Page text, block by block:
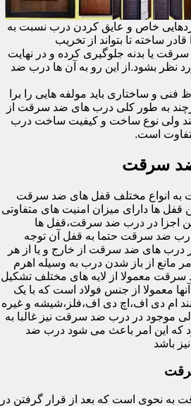
خاص و عایق کردن درب نسبت به
ساخته تا بتواند از تخریب
یا بدنه جلوگیری کرده و در نهایت
نظر بشود.از این رو به آن ها درب ضد
و ساختاری باید مولفه هایی را برا
به طور کلی درب های ضد سرقت از
ولی نوع ساخت و کیفیت ساخت درب
است.
سرقت
انواع مختلف قفل های ضد سرقت
قفل ها دارای میزان امنیت های متفاوتی
اجزا در درب ضد سرقت،قفل ها
درب ضد سرقت حتما به قفل آن توجه
درب های ضد سرقت از خارج و یا از هر
مانع از باز شدن درب به وسیله اهرم
معمولا از لایه های مختلف تشکیل
معمولا از جنس فولاد است که با یک
ام دی اف،اچ دی اف،فلز،شیشه و غیره
در درب ضد سرقت نیز غالبا به
که این امر باعث می شود درب ضد
باشد
به نحوی است که بعد از قرار گرفتن در